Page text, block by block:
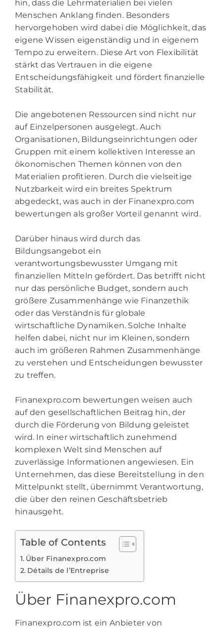
hin, dass die Lehrmaterialien bei vielen
Menschen Anklang finden. Besonders
hervorgehoben wird dabei die Möglichkeit, das
eigene Wissen eigenständig und in eigenem
Tempo zu erweitern. Diese Art von Flexibilität
stärkt das Vertrauen in die eigene
Entscheidungsfähigkeit und fördert finanzielle
Stabilität.
Die angebotenen Ressourcen sind nicht nur
auf Einzelpersonen ausgelegt. Auch
Organisationen, Bildungseinrichtungen oder
Gruppen mit einem kollektiven Interesse an
ökonomischen Themen können von den
Materialien profitieren. Durch die vielseitige
Nutzbarkeit wird ein breites Spektrum
abgedeckt, was auch in der Finanexpro.com
bewertungen als großer Vorteil genannt wird.
Darüber hinaus wird durch das
Bildungsangebot ein
verantwortungsbewusster Umgang mit
finanziellen Mitteln gefördert. Das betrifft nicht
nur das persönliche Budget, sondern auch
größere Zusammenhänge wie Finanzethik
oder das Verständnis für globale
wirtschaftliche Dynamiken. Solche Inhalte
helfen dabei, nicht nur im Kleinen, sondern
auch im größeren Rahmen Zusammenhänge
zu verstehen und Entscheidungen bewusster
zu treffen.
Finanexpro.com bewertungen weisen auch
auf den gesellschaftlichen Beitrag hin, der
durch die Förderung von Bildung geleistet
wird. In einer wirtschaftlich zunehmend
komplexen Welt sind Menschen auf
zuverlässige Informationen angewiesen. Ein
Unternehmen, das diese Bereitstellung in den
Mittelpunkt stellt, übernimmt Verantwortung,
die über den reinen Geschäftsbetrieb
hinausgeht.
Table of Contents
Über Finanexpro.com
Détails de l’Entreprise
Über Finanexpro.com
Finanexpro.com ist ein Anbieter von